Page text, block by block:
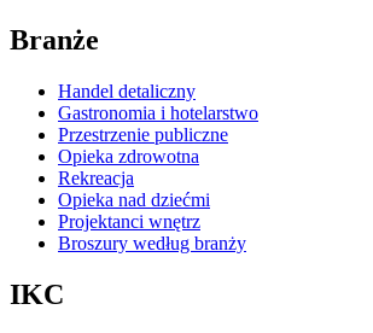
Branże
Handel detaliczny
Gastronomia i hotelarstwo
Przestrzenie publiczne
Opieka zdrowotna
Rekreacja
Opieka nad dziećmi
Projektanci wnętrz
Broszury według branży
IKC